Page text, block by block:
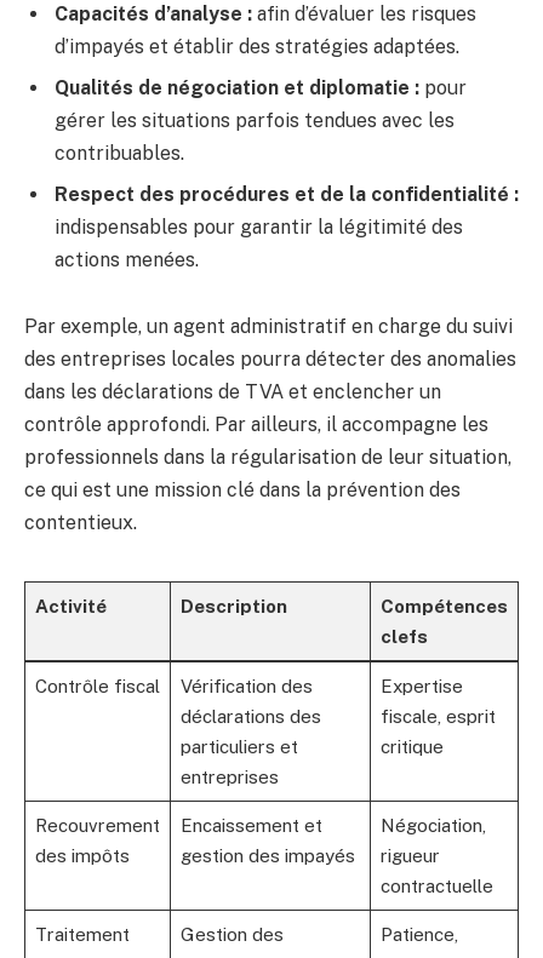
Capacités d’analyse : afin d’évaluer les risques
d’impayés et établir des stratégies adaptées.
Qualités de négociation et diplomatie : pour
gérer les situations parfois tendues avec les
contribuables.
Respect des procédures et de la confidentialité :
indispensables pour garantir la légitimité des
actions menées.
Par exemple, un agent administratif en charge du suivi
des entreprises locales pourra détecter des anomalies
dans les déclarations de TVA et enclencher un
contrôle approfondi. Par ailleurs, il accompagne les
professionnels dans la régularisation de leur situation,
ce qui est une mission clé dans la prévention des
contentieux.
Activité Description
Compétences
clefs
Contrôle fiscal
Vérification des
déclarations des
particuliers et
entreprises
Expertise
fiscale, esprit
critique
Recouvrement
des impôts
Encaissement et
gestion des impayés
Négociation,
rigueur
contractuelle
Traitement
Gestion des
Patience,